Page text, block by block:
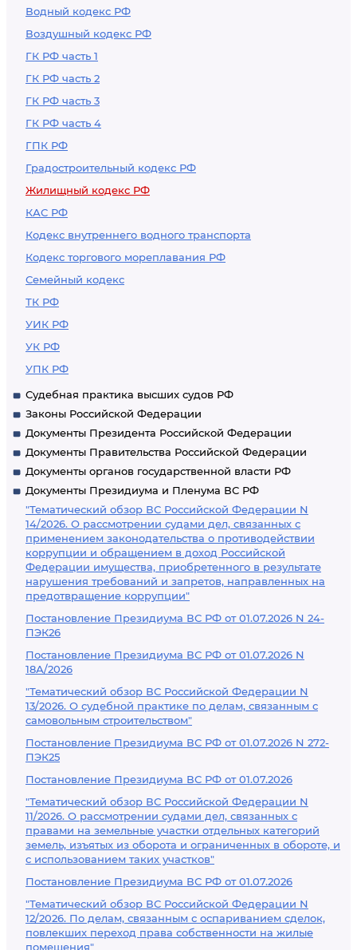
Водный кодекс РФ
Воздушный кодекс РФ
ГК РФ часть 1
ГК РФ часть 2
ГК РФ часть 3
ГК РФ часть 4
ГПК РФ
Градостроительный кодекс РФ
Жилищный кодекс РФ
КАС РФ
Кодекс внутреннего водного транспорта
Кодекс торгового мореплавания РФ
Семейный кодекс
ТК РФ
УИК РФ
УК РФ
УПК РФ
Судебная практика высших судов РФ
Законы Российской Федерации
Документы Президента Российской Федерации
Документы Правительства Российской Федерации
Документы органов государственной власти РФ
Документы Президиума и Пленума ВС РФ
"Тематический обзор ВС Российской Федерации N
14/2026. О рассмотрении судами дел, связанных с
применением законодательства о противодействии
коррупции и обращением в доход Российской
Федерации имущества, приобретенного в результате
нарушения требований и запретов, направленных на
предотвращение коррупции"
Постановление Президиума ВС РФ от 01.07.2026 N 24-
ПЭК26
Постановление Президиума ВС РФ от 01.07.2026 N
18А/2026
"Тематический обзор ВС Российской Федерации N
13/2026. О судебной практике по делам, связанным с
самовольным строительством"
Постановление Президиума ВС РФ от 01.07.2026 N 272-
ПЭК25
Постановление Президиума ВС РФ от 01.07.2026
"Тематический обзор ВС Российской Федерации N
11/2026. О рассмотрении судами дел, связанных с
правами на земельные участки отдельных категорий
земель, изъятых из оборота и ограниченных в обороте, и
с использованием таких участков"
Постановление Президиума ВС РФ от 01.07.2026
"Тематический обзор ВС Российской Федерации N
12/2026. По делам, связанным с оспариванием сделок,
повлекших переход права собственности на жилые
помещения"